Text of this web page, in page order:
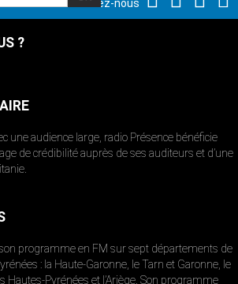
Suivez-nous
?
une audience large, radio Présence bénéficie
de crédibilité auprès de ses auditeurs et d’une
programme en FM sur sept départements de
: la Haute-Garonne, le Tarn et Garonne, le
Hautes-Pyrénées et l’Ariège. Son programme